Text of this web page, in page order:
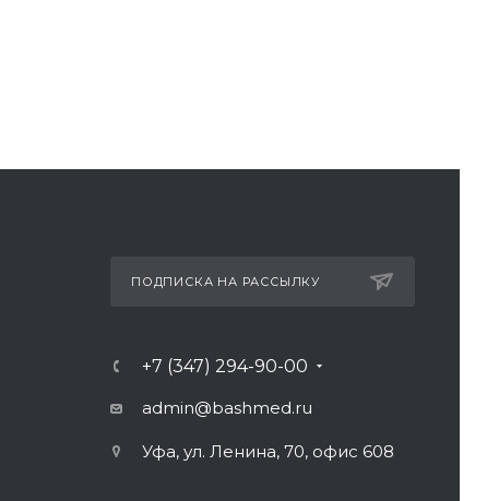
ПОДПИСКА НА РАССЫЛКУ
+7 (347) 294-90-00
admin@bashmed.ru
Уфа, ул. Ленина, 70, офис 608